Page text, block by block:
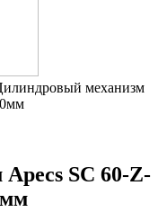
механизм
SC 60-Z-